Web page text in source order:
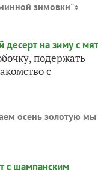
зимовки"»
подержать
с
осень золотую мы